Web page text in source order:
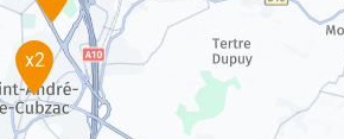
x2